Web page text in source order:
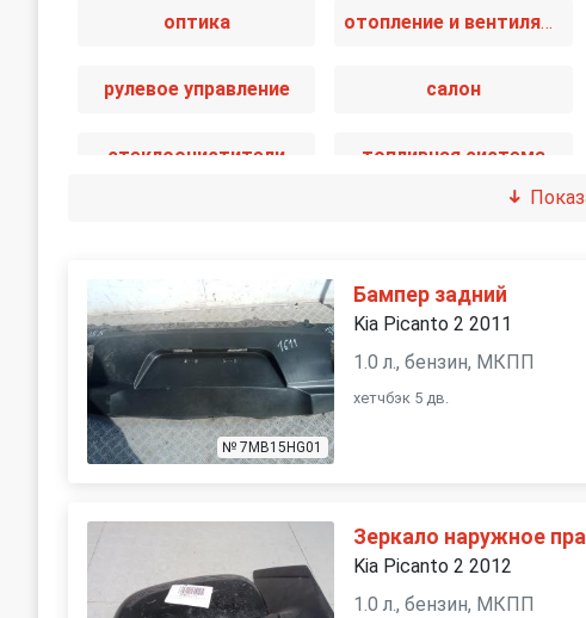
оптика отопление и вентиляция
рулевое управление салон
стеклоочистители топливная система
№ 7MB15HG01
Бампер задний
Kia Picanto 2 2011
1.0 л., бензин, МКПП
хетчбэк 5 дв.
Зеркало наружное
Kia Picanto 2 2012
1.0 л., бензин, МКПП